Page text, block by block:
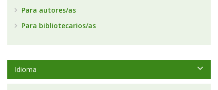
Para autores/as
Para bibliotecarios/as
Idioma